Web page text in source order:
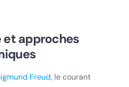
et approches
gmund Freud, le courant